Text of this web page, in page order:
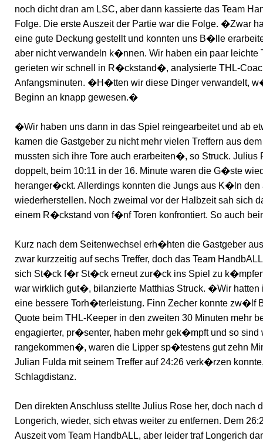
noch dicht dran am LSC, aber dann kassierte das Team
Folge. Die erste Auszeit der Partie war die Folge. �Zwar
eine gute Deckung gestellt und konnten uns B�lle
aber nicht verwandeln k�nnen. Wir haben ein paar leichte
gerieten wir schnell in R�ckstand�, analysierte THL-
Anfangsminuten. �H�tten wir diese Dinger verwandelt,
Beginn an knapp gewesen.�
�Wir haben uns dann in das Spiel reingearbeitet und ab
kamen die Gastgeber zu nicht mehr vielen Treffern aus
mussten sich ihre Tore auch erarbeiten�, so Struck. Julius
doppelt, beim 10:11 in der 16. Minute waren die G�ste
heranger�ckt. Allerdings konnten die Jungs aus K�ln den
wiederherstellen. Noch zweimal vor der Halbzeit sah sich
einem R�ckstand von f�nf Toren konfrontiert. So auch
Kurz nach dem Seitenwechsel erh�hten die Gastgeber
zwar kurzzeitig auf sechs Treffer, doch das Team
sich St�ck f�r St�ck erneut zur�ck ins Spiel zu
war wirklich gut�, bilanzierte Matthias Struck. �Wir hatten
eine bessere Torh�terleistung. Finn Zecher konnte
Quote beim THL-Keeper in den zweiten 30 Minuten mehr
engagierter, pr�senter, haben mehr gek�mpft und so sind
rangekommen�, waren die Lipper sp�testens gut zehn
Julian Fulda mit seinem Treffer auf 24:26 verk�rzen
Schlagdistanz.
Den direkten Anschluss stellte Julius Rose her, doch nach
Longerich, wieder, sich etwas weiter zu entfernen. Dem
Auszeit vom Team HandbALL, aber leider traf Longerich